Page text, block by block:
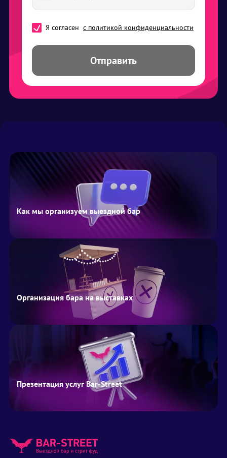
Я согласен с политикой конфиденциальности
Отправить
Как мы организуем выездной бар
Организация бара на выставках
Презентация услуг Bar-Street